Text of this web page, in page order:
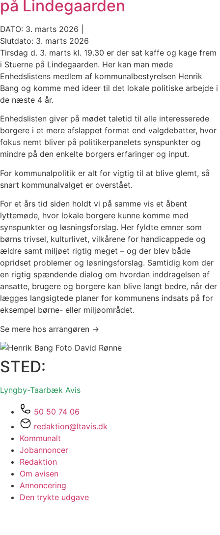
på Lindegaarden
DATO: 3. marts 2026 |
Slutdato: 3. marts 2026
Tirsdag d. 3. marts kl. 19.30 er der sat kaffe og kage frem
i Stuerne på Lindegaarden. Her kan man møde
Enhedslistens medlem af kommunalbestyrelsen Henrik
Bang og komme med ideer til det lokale politiske arbejde i
de næste 4 år.
Enhedslisten giver på mødet taletid til alle interesserede
borgere i et mere afslappet format end valgdebatter, hvor
fokus nemt bliver på politikerpanelets synspunkter og
mindre på den enkelte borgers erfaringer og input.
For kommunalpolitik er alt for vigtig til at blive glemt, så
snart kommunalvalget er overstået.
For et års tid siden holdt vi på samme vis et åbent
lyttemøde, hvor lokale borgere kunne komme med
synspunkter og løsningsforslag. Her fyldte emner som
børns trivsel, kulturlivet, vilkårene for handicappede og
ældre samt miljøet rigtig meget – og der blev både
opridset problemer og løsningsforslag. Samtidig kom der
en rigtig spændende dialog om hvordan inddragelsen af
ansatte, brugere og borgere kan blive langt bedre, når der
lægges langsigtede planer for kommunens indsats på for
eksempel børne- eller miljøområdet.
Se mere hos arrangøren →
STED:
Lyngby-Taarbæk Avis
50 50 74 06
redaktion@ltavis.dk
Kommunalt
Jobannoncer
Redaktion
Om avisen
Annoncering
Den trykte udgave